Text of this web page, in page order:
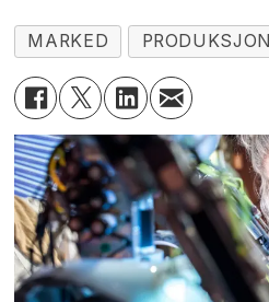
MARKED PRODUKSJON